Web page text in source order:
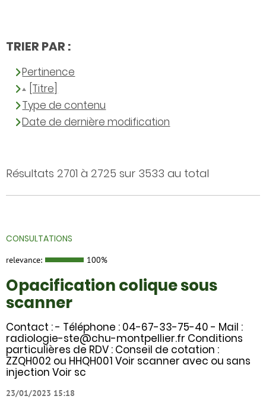
Résultats 2701 à 2725 sur 3533 au total
CONSULTATIONS
relevance: 100%
Opacification colique sous
scanner
Contact : - Téléphone : 04-67-33-75-40 - Mail :
radiologie-ste@chu-montpellier.fr Conditions
particulières de RDV : Conseil de cotation :
ZZQH002 ou HHQH001 Voir scanner avec ou sans
injection Voir sc
23/01/2023 15:18
TRIER PAR :
Pertinence
[Titre]
Type de contenu
Date de dernière modification